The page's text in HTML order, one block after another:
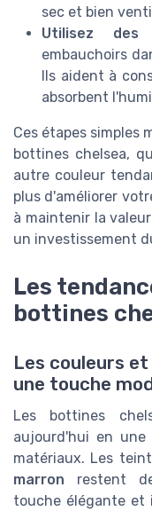
sec et bien
Utilisez des
embauchoirs
Ils aident à
absorbent
Ces étapes simples
bottines chelsea,
autre couleur
plus d'améliorer
à maintenir la
un investissement
Les
bottines
Les couleurs
une touche
Les bottines
aujourd'hui en
matériaux. Les
marron restent
touche élégante et